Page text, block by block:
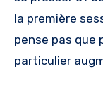
la première
pense pas que
particulier